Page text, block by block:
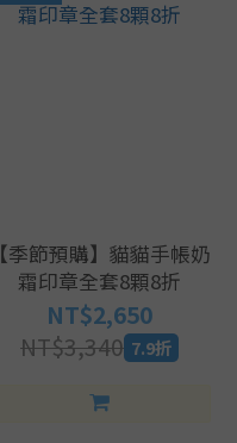
【季節預購】貓貓手帳奶
霜印章全套8顆8折
NT$2,650
NT$3,340 7.9折